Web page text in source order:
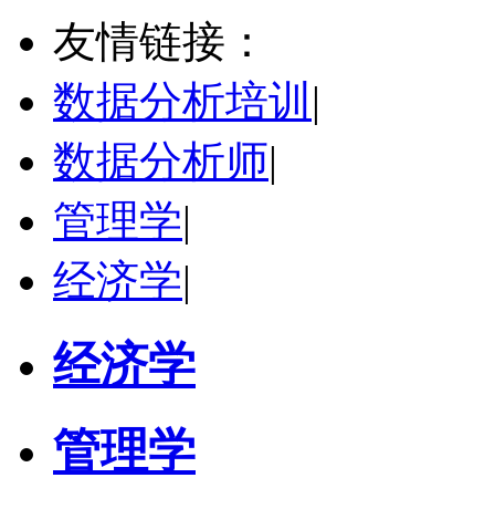
硕导
学校：南开大学
立即咨询
友情链接：
数据分析培训 |
数据分析师|
管理学|
经济学|
经济学
管理学